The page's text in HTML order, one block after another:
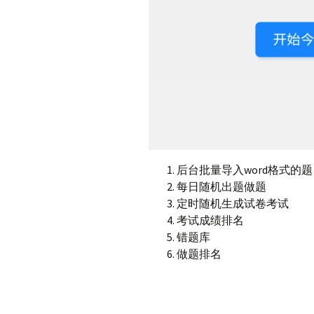
后台批量导入word格式的
每日随机出题做题
定时随机生成试卷考试
考试成绩排名
错题库
做题排名